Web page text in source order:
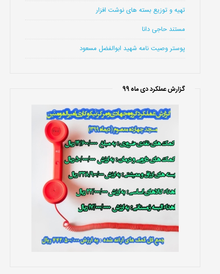
تهیه و توزیع بسته های نوشت افزار
مستند حاجی دانا
پوستر وصیت نامه شهید ابوالفضل مسعود
گزارش عملکرد دی ماه 99